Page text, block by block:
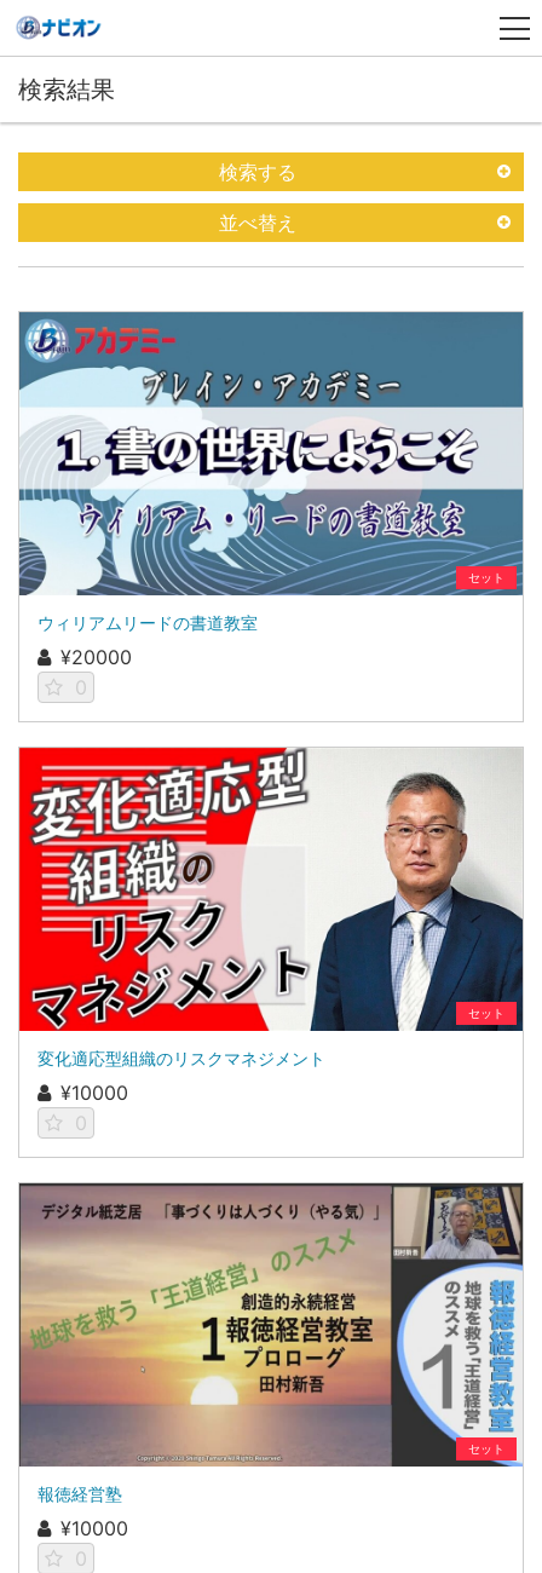
検索結果
検索する
並べ替え
セット
ウィリアムリードの書道教室
¥20000
0
セット
変化適応型組織のリスクマネジメント
¥10000
0
セット
報徳経営塾
¥10000
0